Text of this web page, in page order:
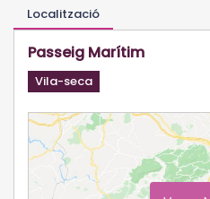
Localització
Passeig Marítim
Vila-seca